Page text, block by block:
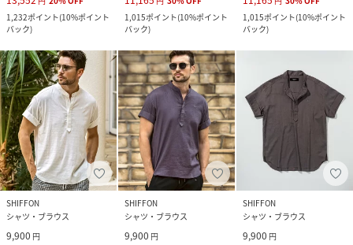
1,232ポイント(10%ポイント
バック)
1,015ポイント(10%ポイント
バック)
1,015ポイント(10%ポイント
バック)
SHIFFON
シャツ・ブラウス
9,900 円
SHIFFON
シャツ・ブラウス
9,900 円
SHIFFON
シャツ・ブラウス
9,900 円